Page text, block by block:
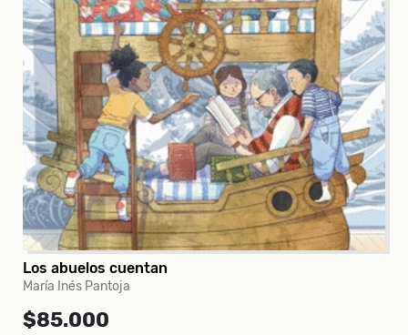
Los abuelos cuentan
María Inés Pantoja
$85.000